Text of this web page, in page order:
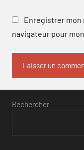
Enregistrer mon
navigateur pour
Rechercher